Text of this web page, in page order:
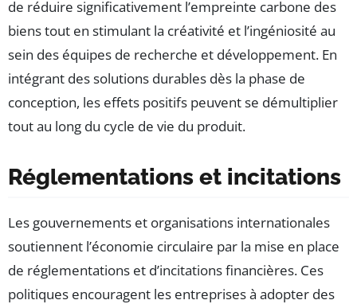
de réduire significativement l’empreinte carbone des
biens tout en stimulant la créativité et l’ingéniosité au
sein des équipes de recherche et développement. En
intégrant des solutions durables dès la phase de
conception, les effets positifs peuvent se démultiplier
tout au long du cycle de vie du produit.
Réglementations et incitations
Les gouvernements et organisations internationales
soutiennent l’économie circulaire par la mise en place
de réglementations et d’incitations financières. Ces
politiques encouragent les entreprises à adopter des